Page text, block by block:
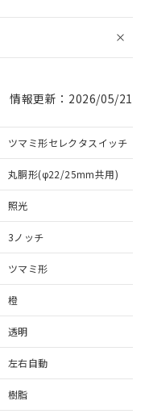
情報更新：2026/05/21
ツマミ形セレクタスイッチ
丸胴形(φ22/25mm共用)
照光
3ノッチ
ツマミ形
橙
透明
左右自動
樹脂